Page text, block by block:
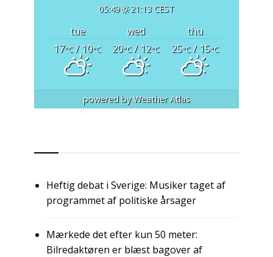
05:49 21:13 CEST
tue wed
thu
17°C/ 10°C 20°C/ 12°C 25°C/ 15°C
powered byWeather Atlas
Heftig debat i Sverige: Musiker taget af
programmet af politiske årsager
Mærkede det efter kun 50 meter:
Bilredaktøren er blæst bagover af